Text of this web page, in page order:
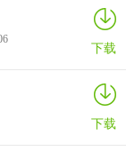
下载
下载